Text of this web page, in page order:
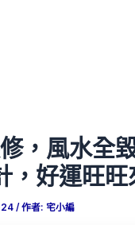
，風水全
，好運旺旺
/ 作者: 宅小編